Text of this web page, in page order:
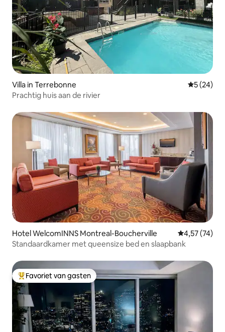
Villa in Terrebonne
5 (24)
Prachtig huis aan de rivier
Hotel WelcomINNS Montreal-Boucherville Gemiddelde
4,57 (74)
Standaardkamer met queensize bed en slaapbank
Topfavoriet van gasten
Favoriet van gasten